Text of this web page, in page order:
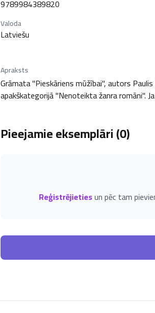
9789984389820
Valoda
Latviešu
Apraksts
Grāmata "Pieskāriens mūžībai", autors
apakškategorijā "Nenoteikta žanra romāni".
Pieejamie eksemplāri (0)
Reģistrējietiesun pēc tam